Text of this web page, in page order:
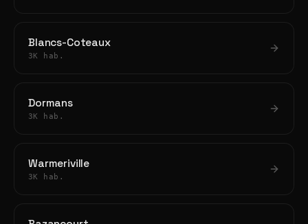
Blancs-Coteaux
3K hab.
Dormans
3K hab.
Warmeriville
3K hab.